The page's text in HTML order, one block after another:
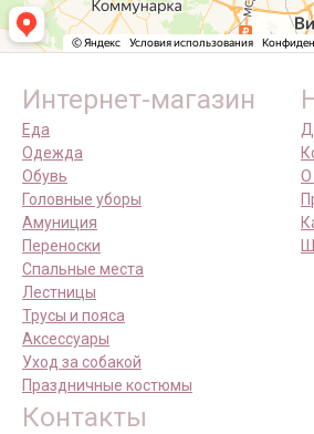
Интернет-магазин
Еда
Одежда
Обувь
Головные уборы
Амуниция
Переноски
Спальные места
Лестницы
Трусы и пояса
Аксессуары
Уход за собакой
Праздничные костюмы
О
Контакты